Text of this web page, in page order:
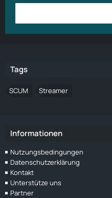
Tags
SCUM Streamer
Informationen
Nutzungsbedingungen
Datenschutzerklärung
Kontakt
Unterstütze uns
Partner